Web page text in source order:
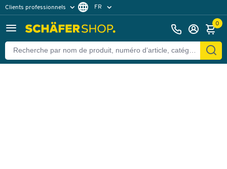
Clients professionnels
Clients particuliers
FR
0
Retour